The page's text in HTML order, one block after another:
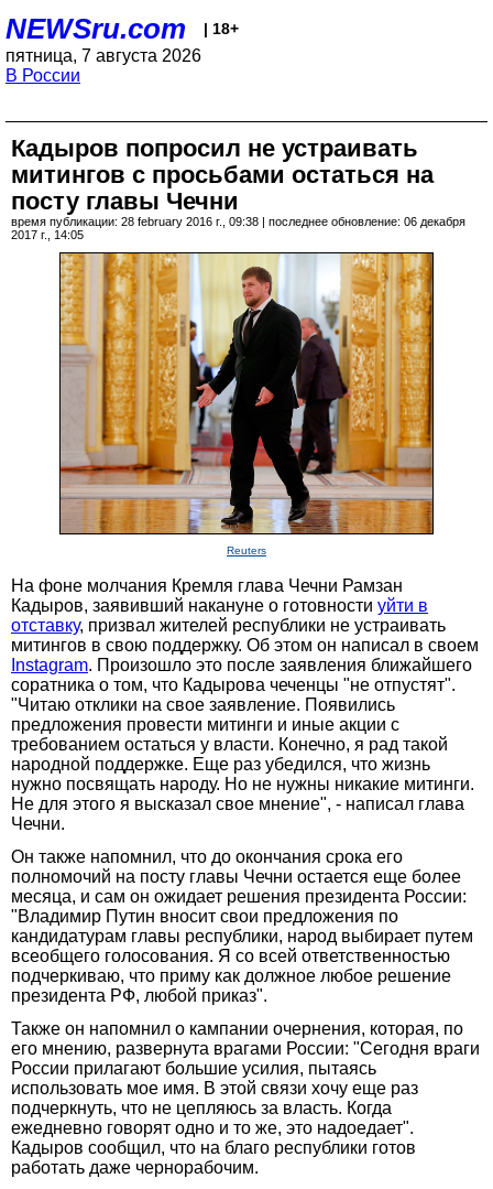
NEWSru.com | 18+
пятница, 7 августа 2026
В России
Кадыров попросил не устраивать
митингов с просьбами остаться на
посту главы Чечни
время публикации: 28 february 2016 г., 09:38 | последнее обновление: 06 декабря
2017 г., 14:05
Reuters
На фоне молчания Кремля глава Чечни Рамзан
Кадыров, заявивший накануне о готовности уйти в
отставку, призвал жителей республики не устраивать
митингов в свою поддержку. Об этом он написал в своем
Instagram. Произошло это после заявления ближайшего
соратника о том, что Кадырова чеченцы "не отпустят".
"Читаю отклики на свое заявление. Появились
предложения провести митинги и иные акции с
требованием остаться у власти. Конечно, я рад такой
народной поддержке. Еще раз убедился, что жизнь
нужно посвящать народу. Но не нужны никакие митинги.
Не для этого я высказал свое мнение", - написал глава
Чечни.
Он также напомнил, что до окончания срока его
полномочий на посту главы Чечни остается еще более
месяца, и сам он ожидает решения президента России:
"Владимир Путин вносит свои предложения по
кандидатурам главы республики, народ выбирает путем
всеобщего голосования. Я со всей ответственностью
подчеркиваю, что приму как должное любое решение
президента РФ, любой приказ".
Также он напомнил о кампании очернения, которая, по
его мнению, развернута врагами России: "Сегодня враги
России прилагают большие усилия, пытаясь
использовать мое имя. В этой связи хочу еще раз
подчеркнуть, что не цепляюсь за власть. Когда
ежедневно говорят одно и то же, это надоедает".
Кадыров сообщил, что на благо республики готов
работать даже чернорабочим.